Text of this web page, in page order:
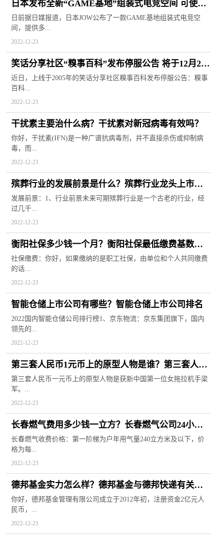
日本发布全新“GAME基地”组装式电竞空间 可使玩
家体验沉浸式游戏
日前据日媒报道，日本JOW公布了一款GAME基地组装式电竞空
间，提供多...
2022-12-23
笑话分享社区“糗事百科”发布停服公告 将于12月29
日关闭服务
近日，上线于2005年的笑话分享社区糗事百科发布停服公告：糗事
百科...
2022-12-23
干扰素主要治什么病？干扰素对新冠病毒有效吗？
你好，干扰素(IFN)是一种广谱抗病毒剂，并不直接杀伤或抑制病
毒，而...
2022-12-23
殡葬行业的发展前景是什么？殡葬行业龙头上市公
司
发展前景：1、行业前景未来可期殡葬行业是一个古老的行业，经
过几千...
2022-12-23
衡阳社保多少钱一个月？衡阳社保最低缴费基数
2022
社保缴费：你好，如果缴纳的是职工社保，由单位和个人共同缴费
的话...
2022-12-23
智能仓储上市公司有哪些？智能仓储上市公司排名
2022国内智能仓储公司排行榜1、京东物流：京东集团旗下，国内
领先的...
2022-12-23
第三套人民币1元币上的原型人物是谁？第三套人民
币大全套价格
第三套人民币一元币上的原型人物是获新中国第一位女拖拉机手梁
军。...
2022-12-23
长春燃气费用多少钱一立方？长春燃气公司24小时
服务热线
长春燃气收费价格：第一阶梯为户年用气量240立方米及以下，价
格为每...
2022-12-23
德邦基金实力怎么样？德邦基金与德邦快递有关联
吗？
你好，德邦基金管理有限公司成立于2012年初，注册资金2亿元人
民币，...
2022-12-23